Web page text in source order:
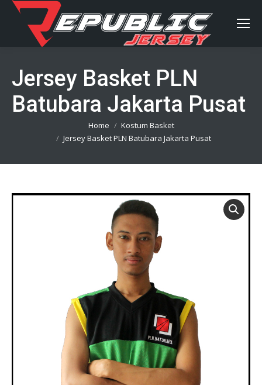
Jersey Basket PLN
Batubara Jakarta Pusat
Home
Kostum Basket
Jersey Basket PLN Batubara Jakarta Pusat